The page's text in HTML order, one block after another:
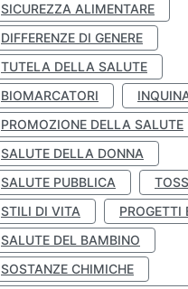
SICUREZZA ALIMENTARE
DIFFERENZE DI GENERE
TUTELA DELLA SALUTE
BIOMARCATORI
PROMOZIONE DELLA SALUTE
SALUTE DELLA DONNA
SALUTE PUBBLICA
STILI DI VITA
PROGETTI
SALUTE DEL BAMBINO
SOSTANZE CHIMICHE